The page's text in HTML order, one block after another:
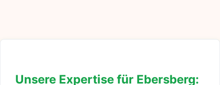
Unsere Expertise für Ebersberg: